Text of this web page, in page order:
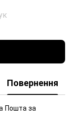
Повернення
Пошта за